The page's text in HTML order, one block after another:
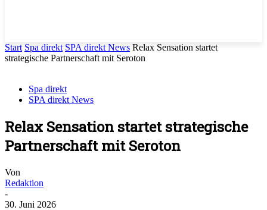
Start Spa direkt SPA direkt News Relax Sensation startet
strategische Partnerschaft mit Seroton
Spa direkt
SPA direkt News
Relax Sensation startet strategische
Partnerschaft mit Seroton
Von
Redaktion
-
30. Juni 2026